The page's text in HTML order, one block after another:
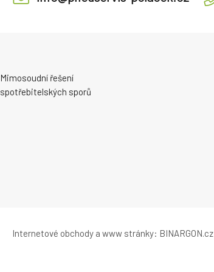
Mimosoudní řešení
spotřebitelských sporů
Internetové obchody a www stránky: BINARGON.cz